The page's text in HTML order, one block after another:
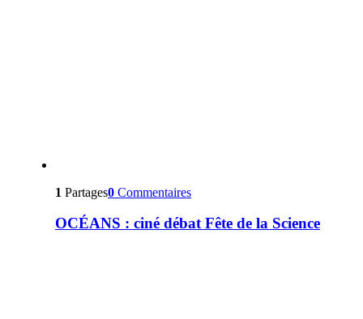
1 Partages0 Commentaires
OCÉANS : ciné débat Fête de la Science